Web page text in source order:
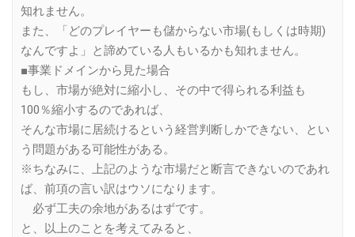
知れません。
また、「どのプレイヤーも儲からない市場(もしくは時期)
なんですよ」と諦めている人もいるかも知れません。
■事業ドメインから見た場合
もし、市場が絶対に縮小し、その中で得られる利益も
100％縮小するのであれば、
そんな市場に居続けるという経営判断しかできない、とい
う問題がある可能性がある。
※ちなみに、上記のような市場だと断言できないのであれ
ば、前項の言い訳はウソになります。
必ず工夫の余地があるはずです。
と、以上のことを考えてみると、